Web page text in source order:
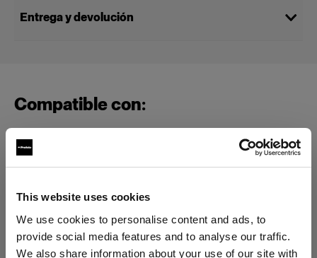
This website uses cookies
We use cookies to personalise content and ads, to
provide social media features and to analyse our traffic.
We also share information about your use of our site with
Entrega y devolución
Compatible con:
Softboxes
RFi Softbox Strip
RFi Softbox Octa